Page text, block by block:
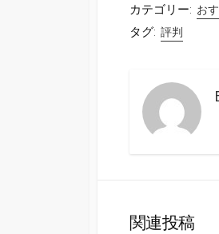
カテゴリー: お
タグ: 評判
関連投稿